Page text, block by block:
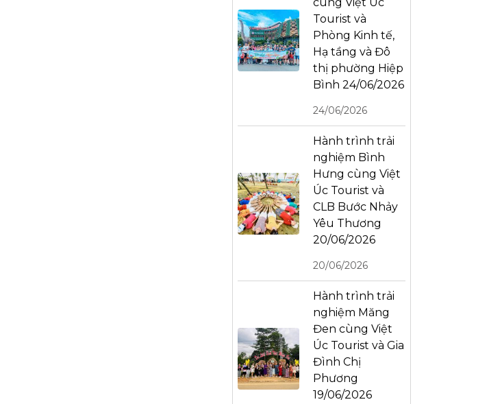
Tourist và
Phòng Kinh tế,
Hạ tầng và Đô
thị phường Hiệp
Bình 24/06/2026
24/06/2026
Hành trình trải
nghiệm Bình
Hưng cùng Việt
Úc Tourist và
CLB Bước Nhảy
Yêu Thương
20/06/2026
20/06/2026
Hành trình trải
nghiệm Măng
Đen cùng Việt
Úc Tourist và Gia
Đình Chị
Phương
19/06/2026